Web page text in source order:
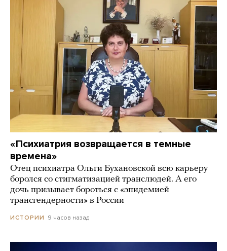
«Психиатрия возвращается в темные
времена»
Отец психиатра Ольги Бухановской всю карьеру
боролся со стигматизацией транслюдей. А его
дочь призывает бороться с «эпидемией
трансгендерности» в России
ИСТОРИИ 9 часов назад